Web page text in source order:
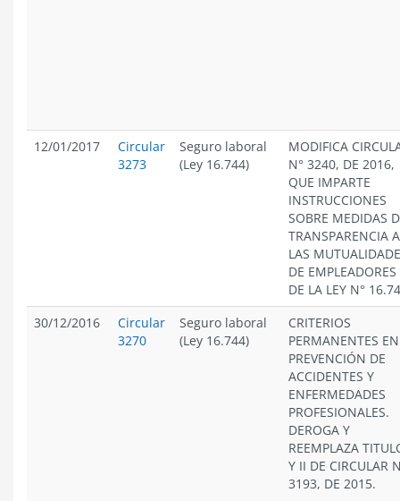
12/01/2017
Circular
3273
Seguro laboral
(Ley 16.744)
MODIFICA
N° 3240, DE 2016,
QUE IMPARTE
INSTRUCCIONES
SOBRE MEDIDAS
TRANSPARENCIA A
LAS
DE EMPLEADORES
DE LA LEY N°
30/12/2016
Circular
3270
Seguro laboral
(Ley 16.744)
CRITERIOS
PERMANENTES EN
PREVENCIÓN DE
ACCIDENTES Y
ENFERMEDADES
PROFESIONALES.
DEROGA Y
REEMPLAZA
Y II DE CIRCULAR
3193, DE 2015.